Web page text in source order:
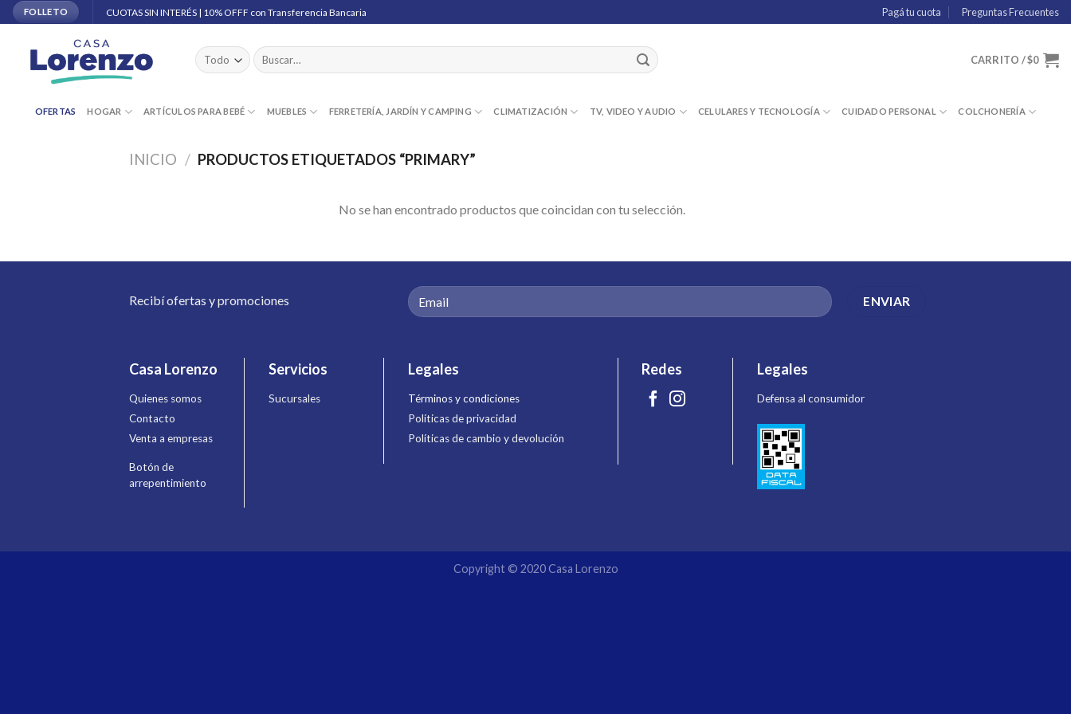
Skip
to
content
FOLLETO CUOTAS SIN INTERÉS | 10% OFFF con Transferencia Bancaria Pagá tu cuota Preguntas Frecuentes
Buscar
por:
CARRITO /$0
OFERTAS HOGAR ARTÍCULOS PARA BEBÉ MUEBLES FERRETERÍA, JARDÍN Y CAMPING CLIMATIZACIÓN TV, VIDEO Y AUDIO CELULARES Y TECNOLOGÍA CUIDADO PERSONAL COLCHONERÍA
INICIO / PRODUCTOS ETIQUETADOS “PRIMARY”
No se han encontrado productos que coincidan con tu selección.
Recibí ofertas y promociones
Casa Lorenzo
Quienes somos
Contacto
Venta a empresas
Botón de
arrepentimiento
Servicios
Sucursales
Legales
Términos y condiciones
Políticas de privacidad
Políticas de cambio y devolución
Redes Legales
Defensa al consumidor
Copyright © 2020 Casa Lorenzo